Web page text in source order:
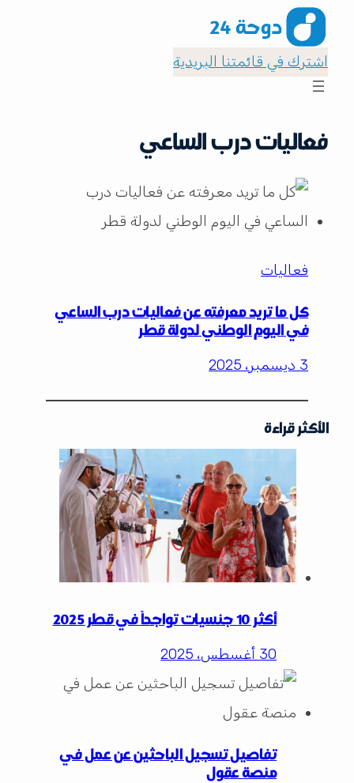
اشترك في قائمتنا البريدية
فعاليات درب الساعي
فعاليات
كل ما تريد معرفته عن فعاليات درب الساعي
في اليوم الوطني لدولة قطر
3 ديسمبر، 2025
الأكثر قراءة
أكثر 10 جنسيات تواجداً في قطر 2025
30 أغسطس، 2025
تفاصيل تسجيل الباحثين عن عمل في
منصة عقول